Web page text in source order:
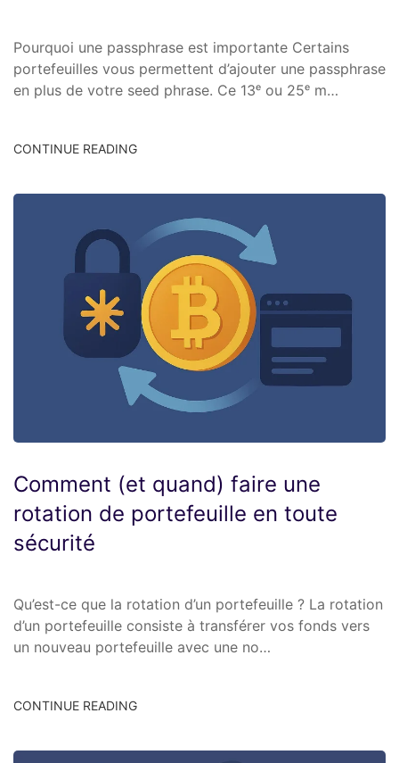
Pourquoi une passphrase est importante Certains
portefeuilles vous permettent d’ajouter une passphrase
en plus de votre seed phrase. Ce 13ᵉ ou 25ᵉ m…
CONTINUE READING
Comment (et quand) faire une
rotation de portefeuille en toute
sécurité
Qu’est-ce que la rotation d’un portefeuille ? La rotation
d’un portefeuille consiste à transférer vos fonds vers
un nouveau portefeuille avec une no…
CONTINUE READING